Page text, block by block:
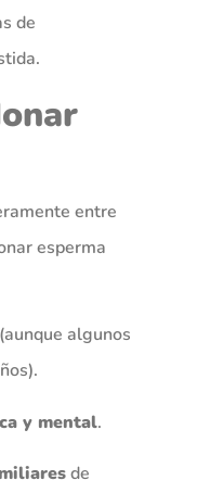
de
entre
esperma
(aunque algunos
y mental.
de